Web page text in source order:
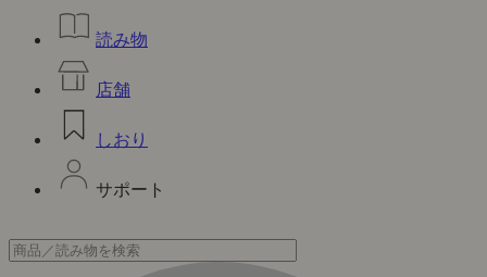
読み物
店舗
しおり
サポート